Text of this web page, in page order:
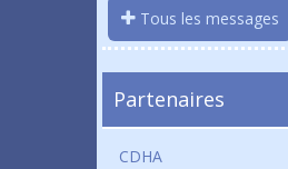
Tous les messages
Partenaires
CDHA